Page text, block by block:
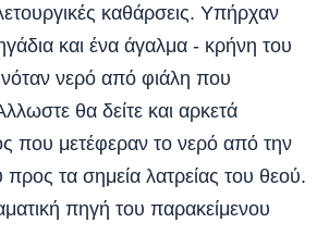
καθάρσεις. Υπήρχαν
και ένα άγαλμα - κρήνη του
νερό από φιάλη που
θα δείτε και αρκετά
που μετέφεραν το νερό από την
τα σημεία λατρείας του θεού.
πηγή του παρακείμενου